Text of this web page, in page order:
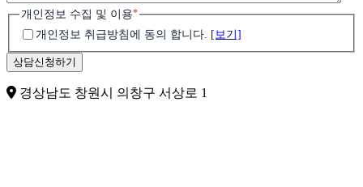
개인정보 수집 및 이용*
개인정보 취급방침에 동의 합니다. [보기]
경상남도 창원시 의창구 서상로 1